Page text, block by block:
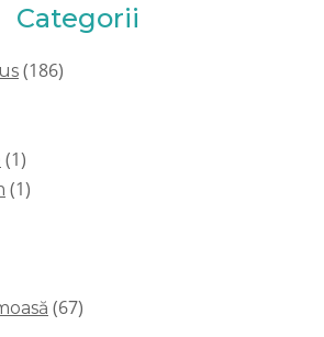
Categorii
(186)
(1)
(1)
(67)